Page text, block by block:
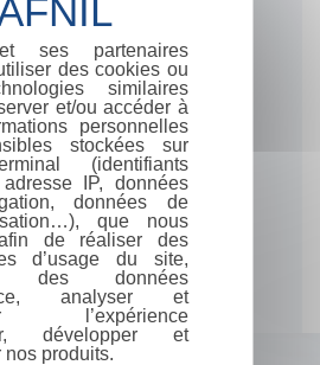
ses partenaires
des cookies ou
similaires
et/ou accéder à
personnelles
stockées sur
(identifiants
IP, données
données de
que nous
de réaliser des
d’usage du site,
des données
analyser et
l’expérience
développer et
nos produits.